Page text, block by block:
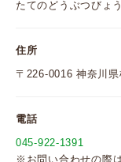
たてのどうぶつびょ
住所
〒226-0016 神奈川
電話
045-922-1391
※お問い合わせの際